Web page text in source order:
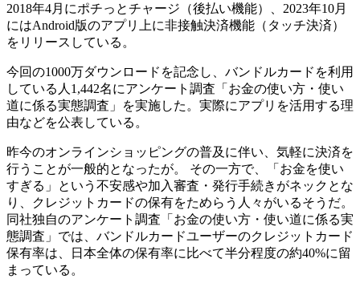
2018年4月にポチっとチャージ（後払い機能）、2023年10月
にはAndroid版のアプリ上に非接触決済機能（タッチ決済）
をリリースしている。
今回の1000万ダウンロードを記念し、バンドルカードを利用
している人1,442名にアンケート調査「お金の使い方・使い
道に係る実態調査」を実施した。実際にアプリを活用する理
由などを公表している。
昨今のオンラインショッピングの普及に伴い、気軽に決済を
行うことが一般的となったが。 その一方で、「お金を使い
すぎる」という不安感や加入審査・発行手続きがネックとな
り、クレジットカードの保有をためらう人々がいるそうだ。
同社独自のアンケート調査「お金の使い方・使い道に係る実
態調査」では、バンドルカードユーザーのクレジットカード
保有率は、日本全体の保有率に比べて半分程度の約40%に留
まっている。